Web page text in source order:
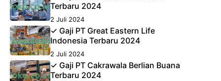
Terbaru 2024
2 Juli 2024
✓ Gaji PT Great Eastern Life
Indonesia Terbaru 2024
2 Juli 2024
✓ Gaji PT Cakrawala Berlian Buana
Terbaru 2024